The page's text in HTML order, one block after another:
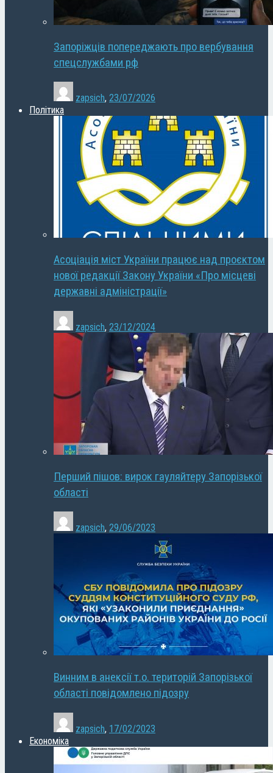
Запоріжців попереджають про вербування
спецслужбами рф
zapsich, 23/07/2026
Політика
Асоціація міст України працює над проєктом
нової редакції Закону України «Про місцеві
державні адміністрації»
zapsich, 23/12/2024
Перший пішов: вирок гауляйтеру Запорізької
області
zapsich, 29/06/2023
Винним в анексії т.о. територій Запорізької
області повідомлено підозру
zapsich, 17/02/2023
Економіка